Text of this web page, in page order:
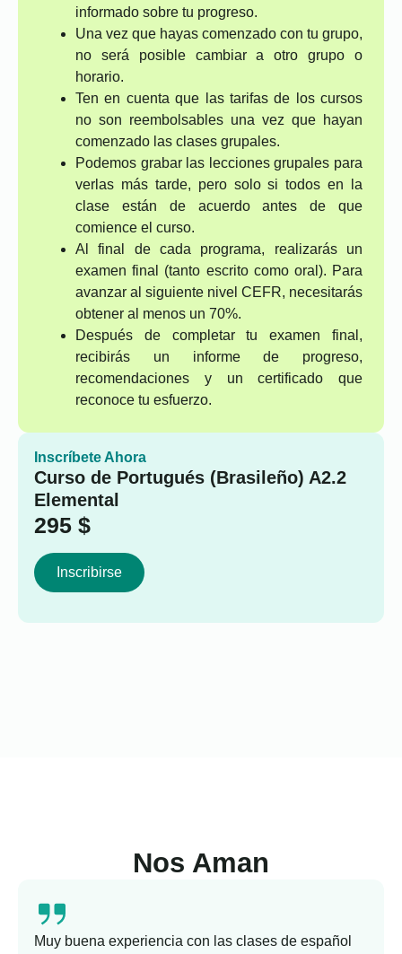
informado sobre tu progreso.
Una vez que hayas comenzado con tu grupo,
no será posible cambiar a otro grupo o
horario.
Ten en cuenta que las tarifas de los cursos
no son reembolsables una vez que hayan
comenzado las clases grupales.
Podemos grabar las lecciones grupales para
verlas más tarde, pero solo si todos en la
clase están de acuerdo antes de que
comience el curso.
Al final de cada programa, realizarás un
examen final (tanto escrito como oral). Para
avanzar al siguiente nivel CEFR, necesitarás
obtener al menos un 70%.
Después de completar tu examen final,
recibirás un informe de progreso,
recomendaciones y un certificado que
reconoce tu esfuerzo.
Inscríbete Ahora
Curso de Portugués (Brasileño) A2.2
Elemental
295 $
Inscribirse
Nos Aman
Muy buena experiencia con las clases de español